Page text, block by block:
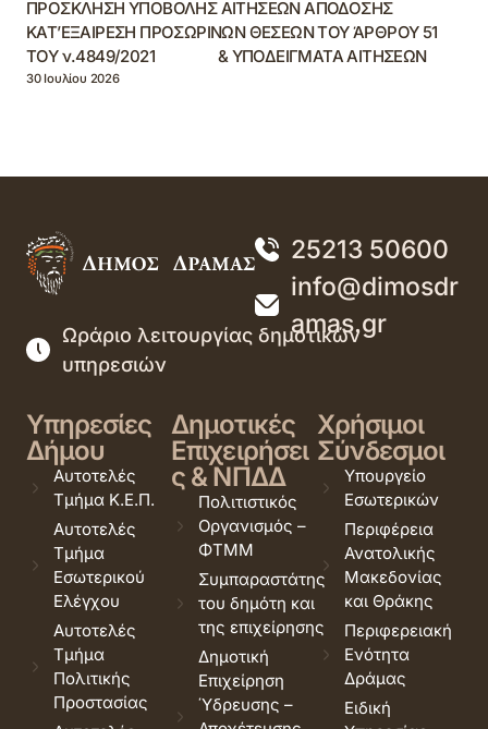
ΠΡΟΣΚΛΗΣΗ ΥΠΟΒΟΛΗΣ ΑΙΤΗΣΕΩΝ ΑΠΟΔΟΣΗΣ
ΚΑΤ’ΕΞΑΙΡΕΣΗ ΠΡΟΣΩΡΙΝΩΝ ΘΕΣΕΩΝ ΤΟΥ ΆΡΘΡΟΥ 51
ΤΟΥ ν.4849/2021 & ΥΠΟΔΕΙΓΜΑΤΑ ΑΙΤΗΣΕΩΝ
30 Ιουλίου 2026
25213 50600
info@dimosdr
amas.gr
Ωράριο λειτουργίας δημοτικών
υπηρεσιών
Υπηρεσίες
Δήμου
Αυτοτελές
Τμήμα Κ.Ε.Π.
Αυτοτελές
Τμήμα
Εσωτερικού
Ελέγχου
Αυτοτελές
Τμήμα
Πολιτικής
Προστασίας
Δημοτικές
Επιχειρήσει
ς & ΝΠΔΔ
Πολιτιστικός
Οργανισμός –
ΦΤΜΜ
Συμπαραστάτης
του δημότη και
της επιχείρησης
Δημοτική
Επιχείρηση
Ύδρευσης –
Χρήσιμοι
Σύνδεσμοι
Υπουργείο
Εσωτερικών
Περιφέρεια
Ανατολικής
Μακεδονίας
και Θράκης
Περιφερειακή
Ενότητα
Δράμας
Ειδική